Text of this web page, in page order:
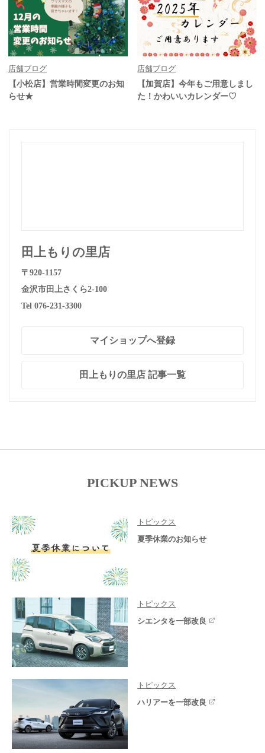
店舗ブログ
【小松店】営業時間変更のお知
らせ★
店舗ブログ
【加賀店】今年もご用意しまし
た！かわいいカレンダー♡
田上もりの里店
〒920-1157
金沢市田上さくら2-100
Tel 076-231-3300
マイショップへ登録
田上もりの里店 記事一覧
PICKUP NEWS
トピックス
夏季休業のお知らせ
トピックス
シエンタを一部改良
トピックス
ハリアーを一部改良